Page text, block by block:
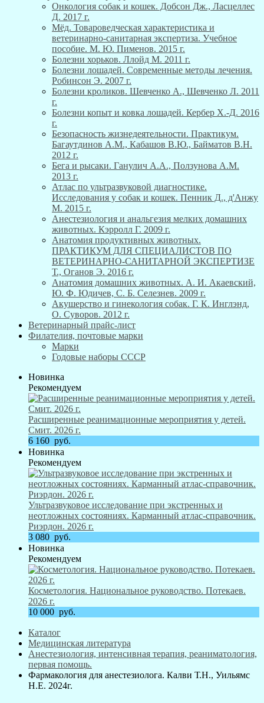
Онкология собак и кошек. Добсон Дж., Ласцеллес
Д. 2017 г.
Мёд. Товароведческая характеристика и
ветеринарно-санитарная экспертиза. Учебное
пособие. М. Ю. Пименов. 2015 г.
Болезни хорьков. Ллойд М. 2011 г.
Болезни лошадей. Современные методы лечения.
Робинсон Э. 2007 г.
Болезни кроликов. Шевченко А., Шевченко Л. 2011
г.
Болезни копыт и ковка лошадей. Кербер Х.-Д. 2016
г.
Безопасность жизнедеятельности. Практикум.
Багаутдинов А.М., Кабашов В.Ю., Байматов В.Н.
2012 г.
Бега и рысаки. Ганулич А.А., Ползунова А.М.
2013 г.
Атлас по ультразвуковой диагностике.
Исследования у собак и кошек. Пенник Д., д'Анжу
М. 2015 г.
Анестезиология и анальгезия мелких домашних
животных. Кэрролл Г. 2009 г.
Анатомия продуктивных животных.
ПРАКТИКУМ ДЛЯ СПЕЦИАЛИСТОВ ПО
ВЕТЕРИНАРНО-САНИТАРНОЙ ЭКСПЕРТИЗЕ
Т., Оганов Э. 2016 г.
Анатомия домашних животных. А. И. Акаевский,
Ю. Ф. Юдичев, С. Б. Селезнев. 2009 г.
Акушерство и гинекология собак. Г. К. Инглэнд,
О. Суворов. 2012 г.
Ветеринарный прайс-лист
Филателия, почтовые марки
Марки
Годовые наборы СССР
Новинка
Рекомендуем
Расширенные реанимационные мероприятия у детей.
Смит. 2026 г.
6 160 руб.
Новинка
Рекомендуем
Ультразвуковое исследование при экстренных и
неотложных состояниях. Карманный атлас-справочник.
Риэрдон. 2026 г.
3 080 руб.
Новинка
Рекомендуем
Косметология. Национальное руководство. Потекаев.
2026 г.
10 000 руб.
Каталог
Медицинская литература
Анестезиология, интенсивная терапия, реаниматология,
первая помощь.
Фармакология для анестезиолога. Калви Т.Н., Уильямс
Н.Е. 2024г.